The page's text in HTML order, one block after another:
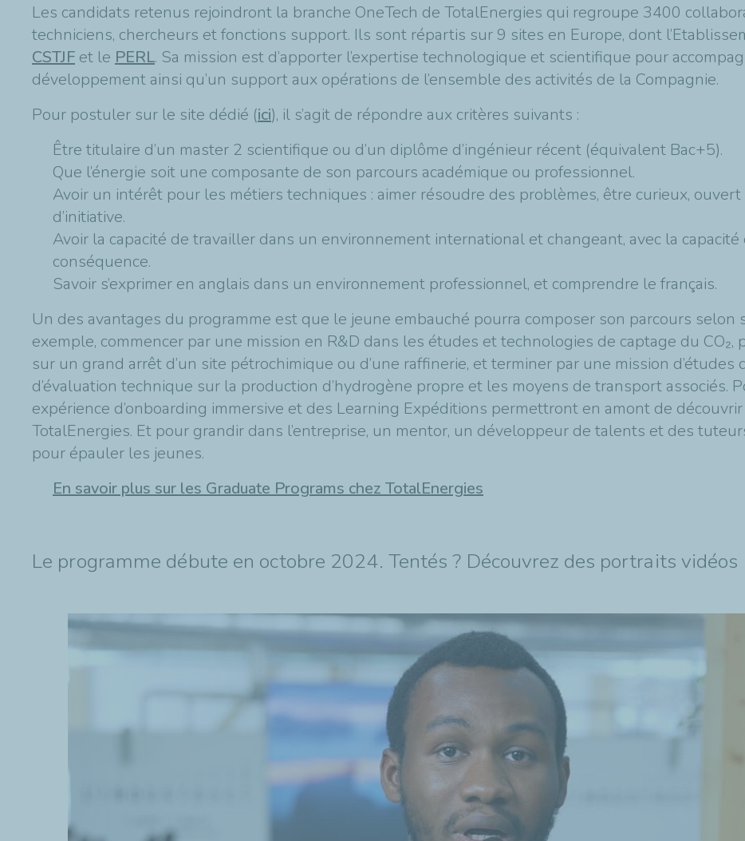
Les candidats retenus rejoindront la branche OneTech de TotalEnergies qui regroupe 3400
techniciens, chercheurs et fonctions support. Ils sont répartis sur 9 sites en Europe, dont
CSTJF et le PERL. Sa mission est d’apporter l’expertise technologique et scientifique pour
développement ainsi qu’un support aux opérations de l’ensemble des activités de la Compagnie.
Pour postuler sur le site dédié (ici), il s’agit de répondre aux critères suivants :
Être titulaire d’un master 2 scientifique ou d’un diplôme d’ingénieur récent (équivalent Bac+5).
Que l’énergie soit une composante de son parcours académique ou professionnel.
Avoir un intérêt pour les métiers techniques : aimer résoudre des problèmes, être curieux, ouvert
d’initiative.
Avoir la capacité de travailler dans un environnement international et changeant, avec la
conséquence.
Savoir s’exprimer en anglais dans un environnement professionnel, et comprendre le français.
Un des avantages du programme est que le jeune embauché pourra composer son parcours selon
exemple, commencer par une mission en R&D dans les études et technologies de captage du CO₂,
sur un grand arrêt d’un site pétrochimique ou d’une raffinerie, et terminer par une mission
d’évaluation technique sur la production d’hydrogène propre et les moyens de transport associés.
expérience d’onboarding immersive et des Learning Expéditions permettront en amont de
TotalEnergies. Et pour grandir dans l’entreprise, un mentor, un développeur de talents et des
pour épauler les jeunes.
En savoir plus sur les Graduate Programs chez TotalEnergies
Le programme débute en octobre 2024. Tentés ? Découvrez des portraits vidéos